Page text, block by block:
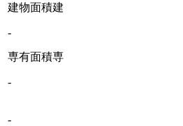
建物面積建
-
専有面積専
-
-